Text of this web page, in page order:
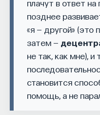
плачут в ответ
позднее
«я — другой» (это
затем —
не так, как мне), и
становится
помощь, а не